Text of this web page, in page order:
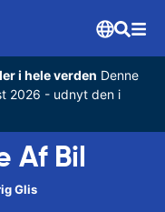
i hele verden Denne
2026 - udnyt den i
Af Bil
Glis